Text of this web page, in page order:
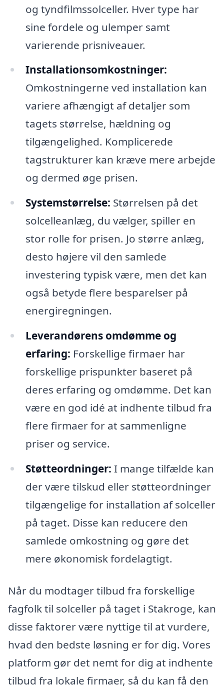
og tyndfilmssolceller. Hver type har
sine fordele og ulemper samt
varierende prisniveauer.
Installationsomkostninger:
Omkostningerne ved installation kan
variere afhængigt af detaljer som
tagets størrelse, hældning og
tilgængelighed. Komplicerede
tagstrukturer kan kræve mere arbejde
og dermed øge prisen.
Systemstørrelse: Størrelsen på det
solcelleanlæg, du vælger, spiller en
stor rolle for prisen. Jo større anlæg,
desto højere vil den samlede
investering typisk være, men det kan
også betyde flere besparelser på
energiregningen.
Leverandørens omdømme og
erfaring: Forskellige firmaer har
forskellige prispunkter baseret på
deres erfaring og omdømme. Det kan
være en god idé at indhente tilbud fra
flere firmaer for at sammenligne
priser og service.
Støtteordninger: I mange tilfælde kan
der være tilskud eller støtteordninger
tilgængelige for installation af solceller
på taget. Disse kan reducere den
samlede omkostning og gøre det
mere økonomisk fordelagtigt.
Når du modtager tilbud fra forskellige
fagfolk til solceller på taget i Stakroge, kan
disse faktorer være nyttige til at vurdere,
hvad den bedste løsning er for dig. Vores
platform gør det nemt for dig at indhente
tilbud fra lokale firmaer, så du kan få den